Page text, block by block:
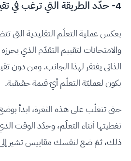
4- حدّد الطريقة التي ترغب في تقييم نفسك بها
بعكس عملية التعلّم التقليدية التي
والامتحانات لتقييم التقدّم الذي
الذاتي يفتقر لهذا الجانب. ومن دون
يكون لعمليّة التعلّم أيّ قيمة حقيقية.
حتى تتغلّب على هذه الثغرة، ابدأ
تغطيتها أثناء التعلّم، وحدّد الوقت
ذلك، ثمّ ضع لنفسك مقاييس تشير